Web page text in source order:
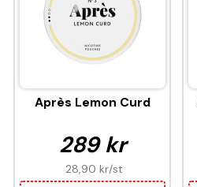
Après Lemon Curd
289 kr
28,90 kr/st